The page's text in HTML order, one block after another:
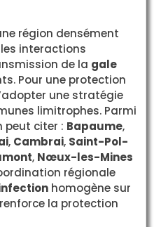
région densément
interactions
de la gale
Pour une protection
une stratégie
limitrophes. Parmi
peut citer : Bapaume,
, Cambrai, Saint-Pol-
, Nœux-les-Mines
régionale
homogène sur
la protection